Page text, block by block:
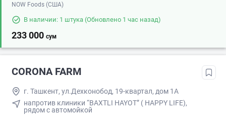
NOW Foods (США)
В наличии: 1 штука (Обновлено 1 час назад)
233 000 сум
CORONA FARM
г. Ташкент, ул.Дехконобод, 19-квартал, дом 1А
напротив клиники “BAXTLI HAYOT” ( HAPPY LIFE),
рядом с автомойкой